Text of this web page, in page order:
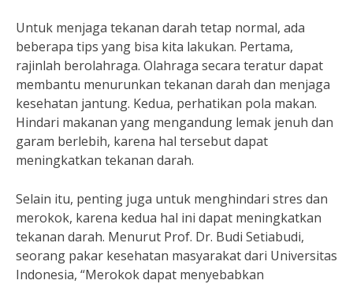
Untuk menjaga tekanan darah tetap normal, ada
beberapa tips yang bisa kita lakukan. Pertama,
rajinlah berolahraga. Olahraga secara teratur dapat
membantu menurunkan tekanan darah dan menjaga
kesehatan jantung. Kedua, perhatikan pola makan.
Hindari makanan yang mengandung lemak jenuh dan
garam berlebih, karena hal tersebut dapat
meningkatkan tekanan darah.
Selain itu, penting juga untuk menghindari stres dan
merokok, karena kedua hal ini dapat meningkatkan
tekanan darah. Menurut Prof. Dr. Budi Setiabudi,
seorang pakar kesehatan masyarakat dari Universitas
Indonesia, “Merokok dapat menyebabkan